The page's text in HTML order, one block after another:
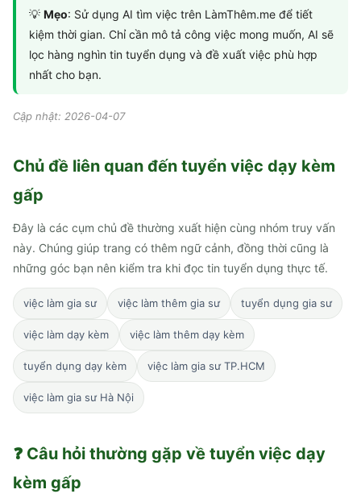
💡 Mẹo: Sử dụng AI tìm việc trên LàmThêm.me để tiết
kiệm thời gian. Chỉ cần mô tả công việc mong muốn, AI sẽ
lọc hàng nghìn tin tuyển dụng và đề xuất việc phù hợp
nhất cho bạn.
Cập nhật: 2026-04-07
Chủ đề liên quan đến tuyển việc dạy kèm
gấp
Đây là các cụm chủ đề thường xuất hiện cùng nhóm truy vấn
này. Chúng giúp trang có thêm ngữ cảnh, đồng thời cũng là
những góc bạn nên kiểm tra khi đọc tin tuyển dụng thực tế.
việc làm gia sư việc làm thêm gia sư tuyển dụng gia sư
việc làm dạy kèm việc làm thêm dạy kèm
tuyển dụng dạy kèm việc làm gia sư TP.HCM
việc làm gia sư Hà Nội
❓ Câu hỏi thường gặp về tuyển việc dạy
kèm gấp